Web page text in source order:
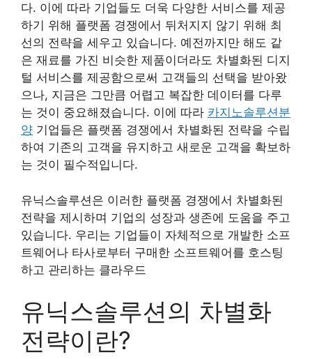
다. 이에 따라 기업들도 더욱 다양한 서비스를 제공
하기 위해 플랫폼 경쟁에서 뒤처지지 않기 위해 최
선의 전략을 세우고 있습니다. 예전까지만 해도 같
은 재료를 가진 비슷한 제품이더라도 차별화된 디지
털 서비스를 제공함으로써 고객들의 선택을 받아왔
으나, 지금은 그만큼 어렵고 복잡한 데이터를 다루
는 것이 중요해졌습니다. 이에 따라 카지노솔루션분
양 기업들은 플랫폼 경쟁에서 차별화된 전략을 수립
하여 기존의 고객을 유지하고 새로운 고객을 확보하
는 것이 필수적입니다.
유닉스솔루션은 이러한 플랫폼 경쟁에서 차별화된
전략을 제시하며 기업의 성장과 생존에 도움을 주고
있습니다. 우리는 기업들이 자체적으로 개발한 소프
트웨어나 타사로부터 구매한 소프트웨어를 호스팅
하고 관리하는 클라우드
유닉스솔루션의 차별화
전략이란?